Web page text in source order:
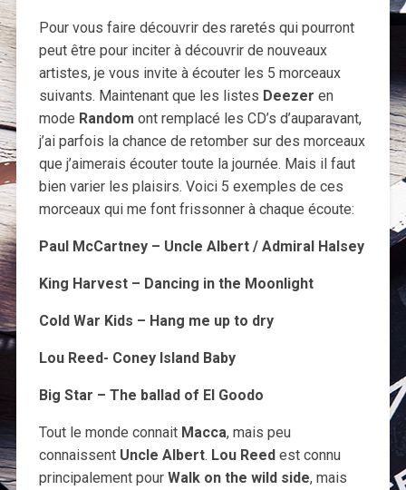
Pour vous faire découvrir des raretés qui pourront
peut être pour inciter à découvrir de nouveaux
artistes, je vous invite à écouter les 5 morceaux
suivants. Maintenant que les listes Deezer en
mode Random ont remplacé les CD’s d’auparavant,
j’ai parfois la chance de retomber sur des morceaux
que j’aimerais écouter toute la journée. Mais il faut
bien varier les plaisirs. Voici 5 exemples de ces
morceaux qui me font frissonner à chaque écoute:
Paul McCartney – Uncle Albert / Admiral Halsey
King Harvest – Dancing in the Moonlight
Cold War Kids – Hang me up to dry
Lou Reed- Coney Island Baby
Big Star – The ballad of El Goodo
Tout le monde connait Macca, mais peu
connaissent Uncle Albert. Lou Reedest connu
principalement pourWalk on the wild side, mais